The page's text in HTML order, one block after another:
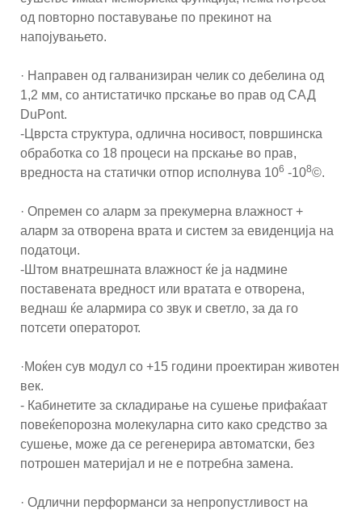
од повторно поставување по прекинот на
напојувањето.
· Направен од галванизиран челик со дебелина од
1,2 мм, со антистатичко прскање во прав од САД
DuPont.
-Цврста структура, одлична носивост, површинска
обработка со 18 процеси на прскање во прав,
вредноста на статички отпор исполнува 106 -108©.
· Опремен со аларм за прекумерна влажност +
аларм за отворена врата и систем за евиденција на
податоци.
-Штом внатрешната влажност ќе ја надмине
поставената вредност или вратата е отворена,
веднаш ќе алармира со звук и светло, за да го
потсети операторот.
·Моќен сув модул со +15 години проектиран животен
век.
- Кабинетите за складирање на сушење прифаќаат
повеќепорозна молекуларна сито како средство за
сушење, може да се регенерира автоматски, без
потрошен материјал и не е потребна замена.
· Одлични перформанси за непропустливост на